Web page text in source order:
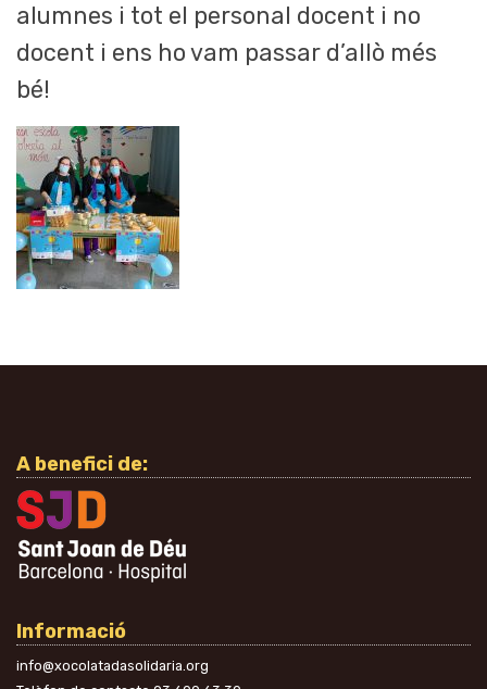
alumnes i tot el personal docent i no
docent i ens ho vam passar d’allò més
bé!
A benefici de:
Informació
info@xocolatadasolidaria.org